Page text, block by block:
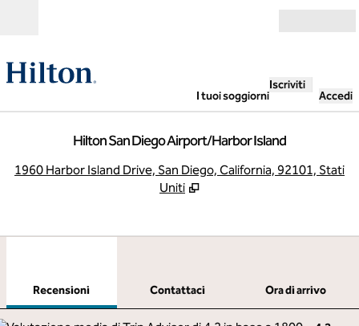
I tuoi soggiorni
Iscriviti
Accedi
Hilton San Diego Airport/Harbor Island
1960 Harbor Island Drive, San Diego, California, 92101, Stati
Uniti
Recensioni Contattaci
Ora di arrivo